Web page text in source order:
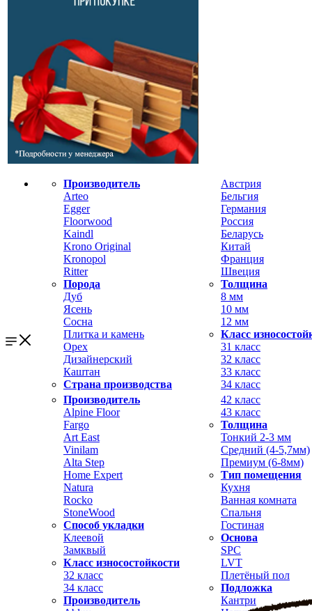
Производитель
Arteo
Egger
Floorwood
Kaindl
Krono Original
Kronopol
Ritter
Порода
Дуб
Ясень
Сосна
Плитка и камень
Орех
Дизайнерский
Каштан
Страна производства
Австрия
Бельгия
Германия
Россия
Беларусь
Китай
Франция
Швеция
Толщина
8 мм
10 мм
12 мм
Класс
31 класс
32 класс
33 класс
34 класс
Производитель
Alpine Floor
Fargo
Art East
Vinilam
Alta Step
Home Expert
Natura
Rocko
StoneWood
Способ укладки
Клеевой
Замквый
Класс износостойкости
32 класс
34 класс
42 класс
43 класс
Толщина
Тонкий 2-3 мм
Средний (4-5,7мм)
Премиум (6-8мм)
Тип помещения
Кухня
Ванная комната
Спальня
Гостиная
Основа
SPC
LVT
Плетёный пол
Подложка
Производитель
Кантри